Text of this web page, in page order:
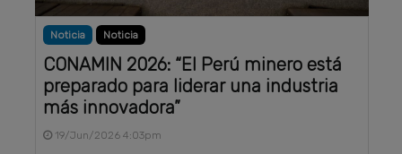
Noticia Noticia
CONAMIN 2026: “El Perú minero está
preparado para liderar una industria
más innovadora”
19/Jun/2026 4:03pm